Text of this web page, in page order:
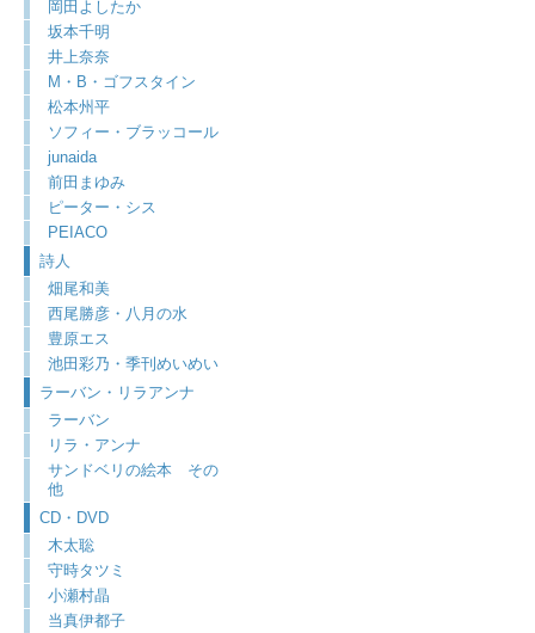
岡田よしたか
坂本千明
井上奈奈
M・B・ゴフスタイン
松本州平
ソフィー・ブラッコール
junaida
前田まゆみ
ピーター・シス
PEIACO
詩人
畑尾和美
西尾勝彦・八月の水
豊原エス
池田彩乃・季刊めいめい
ラーバン・リラアンナ
ラーバン
リラ・アンナ
サンドベリの絵本 その
他
CD・DVD
木太聡
守時タツミ
小瀬村晶
当真伊都子